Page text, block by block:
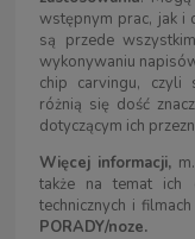
wstępnym prac, jak i
są przede
wykonywaniu
chip carvingu, czyli
różnią się dość
dotyczącym ich
Więcej informacji,
także na temat ich
technicznych i
PORADY/noze.